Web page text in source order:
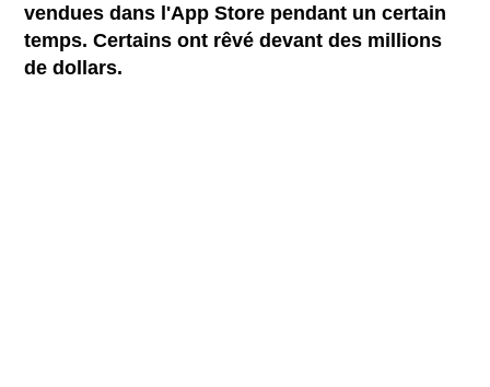
vendues dans l'App Store pendant un certain
temps. Certains ont rêvé devant des millions
de dollars.